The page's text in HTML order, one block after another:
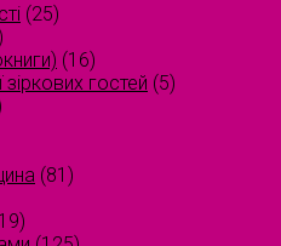
(25)
(16)
гостей (5)
(81)